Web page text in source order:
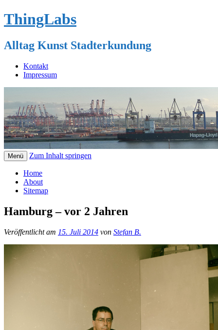
ThingLabs
Alltag Kunst Stadterkundung
Kontakt
Impressum
Menü Zum Inhalt springen
Home
About
Sitemap
Hamburg – vor 2 Jahren
Veröffentlicht am 15. Juli 2014 von Stefan B.